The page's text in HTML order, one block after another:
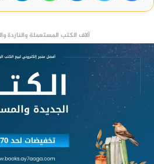
كما التقى محافظ المنوفية
أجواء تسودها الفرح والمحبة
القلبية بمناسبة عيد الفطر
والمواطنين وهنأ المحافظ جموع
متمنيا السلامة والأمن داعيا
آلاف الكتب المستعملة والناردة